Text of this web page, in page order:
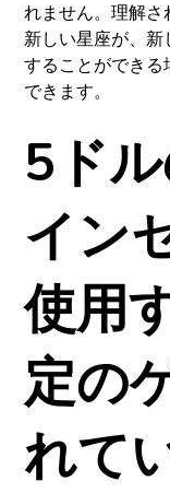
れません。理解
新しい星座が、
することができ
できます。
5ド
イン
使用
定の
れて